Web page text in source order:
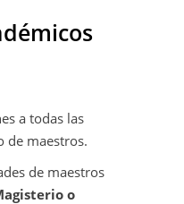
a todas las
de maestros.
de maestros
o